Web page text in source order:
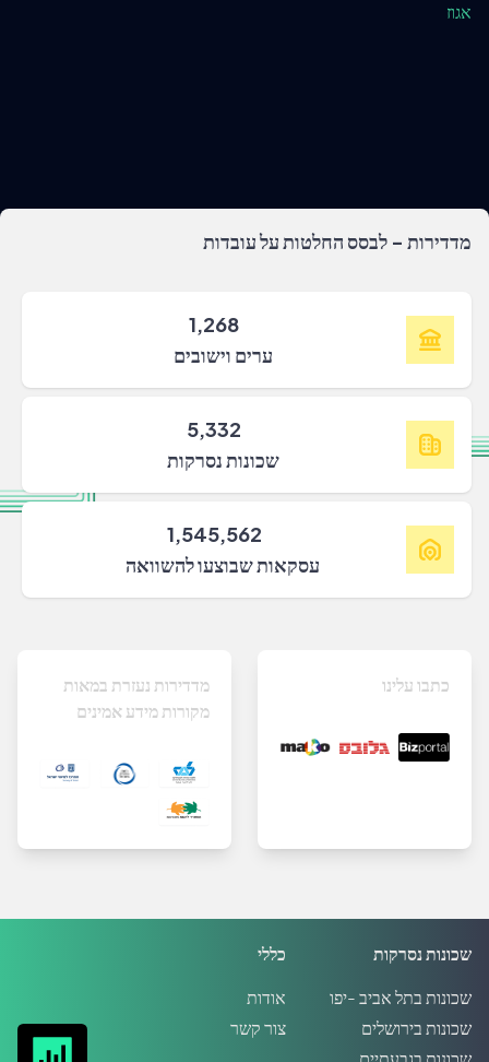
אגוז
מדדירות - לבסס החלטות על עובדות
1,268
ערים וישובים
5,332
שכונות נסרקות
1,545,562
עסקאות שבוצעו להשוואה
מדדירות נעזרת במאות
מקורות מידע אמינים
כתבו עלינו
כללי
אודות
צור קשר
שכונות נסרקות
שכונות בתל אביב -יפו
שכונות בירושלים